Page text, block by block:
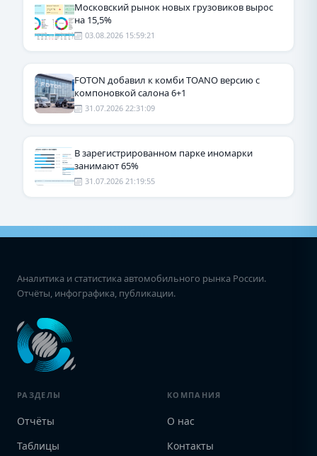
Московский рынок новых грузовиков вырос
на 15,5%
03.08.2026 15:59:21
FOTON добавил к комби TOANO версию с
компоновкой салона 6+1
31.07.2026 22:31:09
В зарегистрированном парке иномарки
занимают 65%
31.07.2026 21:19:55
Аналитика и статистика автомобильного рынка России.
Отчёты, инфографика, публикации.
РАЗДЕЛЫ
Отчёты
Таблицы
КОМПАНИЯ
О нас
Контакты